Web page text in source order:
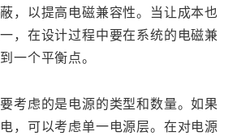
，以提高电磁兼容性。当让成本也
，在设计过程中要在系统的电磁兼
一个平衡点。
考虑的是电源的类型和数量。如果
，可以考虑单一电源层。在对电源